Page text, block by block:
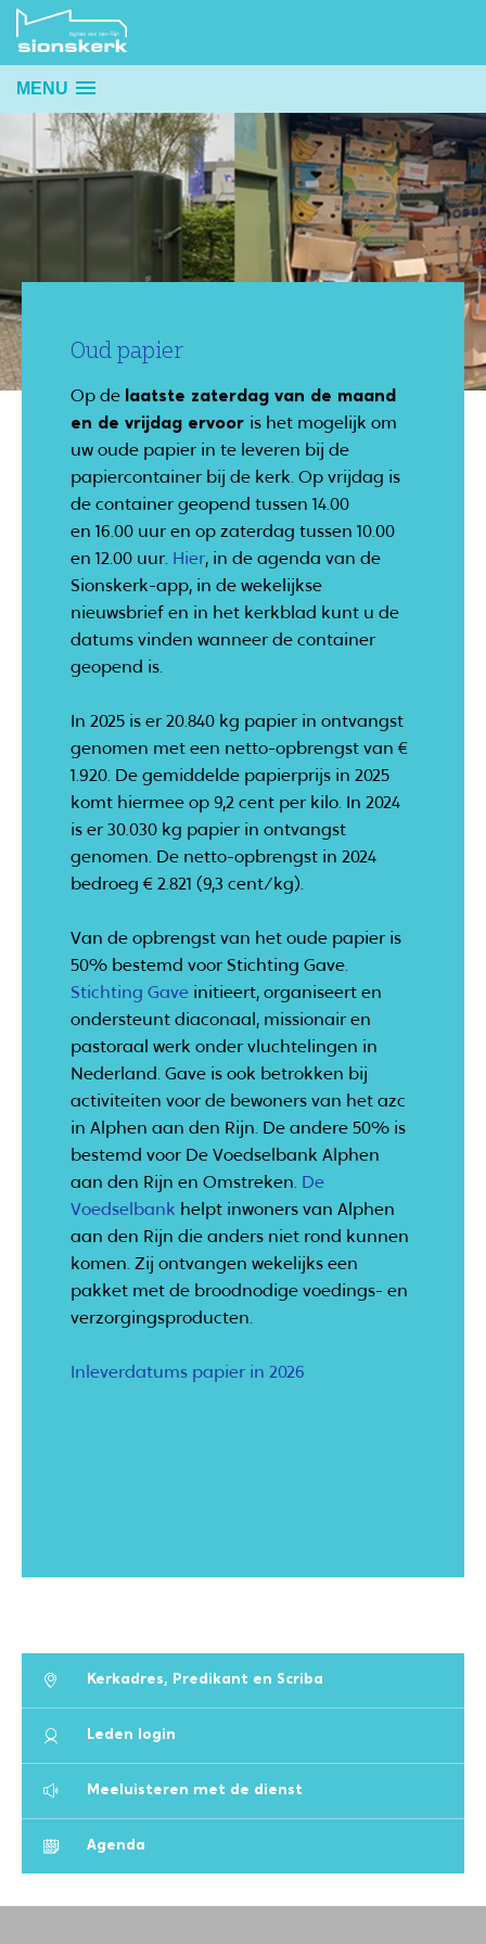
MENU
Oud papier
Op de laatste zaterdag van de maand
en de vrijdag ervoor is het mogelijk om
uw oude papier in te leveren bij de
papiercontainer bij de kerk. Op vrijdag is
de container geopend tussen 14.00
en 16.00 uur en op zaterdag tussen 10.00
en 12.00 uur. Hier, in de agenda van de
Sionskerk-app, in de wekelijkse
nieuwsbrief en in het kerkblad kunt u de
datums vinden wanneer de container
geopend is.
In 2025 is er 20.840 kg papier in ontvangst
genomen met een netto-opbrengst van €
1.920. De gemiddelde papierprijs in 2025
komt hiermee op 9,2 cent per kilo. In 2024
is er 30.030 kg papier in ontvangst
genomen. De netto-opbrengst in 2024
bedroeg € 2.821 (9,3 cent/kg).
Van de opbrengst van het oude papier is
50% bestemd voor Stichting Gave.
Stichting Gave initieert, organiseert en
ondersteunt diaconaal, missionair en
pastoraal werk onder vluchtelingen in
Nederland. Gave is ook betrokken bij
activiteiten voor de bewoners van het azc
in Alphen aan den Rijn. De andere 50% is
bestemd voor De Voedselbank Alphen
aan den Rijn en Omstreken. De
Voedselbank helpt inwoners van Alphen
aan den Rijn die anders niet rond kunnen
komen. Zij ontvangen wekelijks een
pakket met de broodnodige voedings- en
verzorgingsproducten.
Inleverdatums papier in 2026
Kerkadres, Predikant en Scriba
Leden login
Meeluisteren met de dienst
Agenda